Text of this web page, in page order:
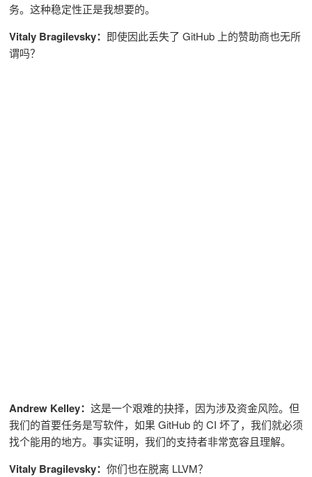
务。这种稳定性正是我想要的。
Vitaly Bragilevsky： 即使因此丢失了 GitHub 上的赞助商也无所
谓吗？
Andrew Kelley： 这是一个艰难的抉择，因为涉及资金风险。但
我们的首要任务是写软件，如果 GitHub 的 CI 坏了，我们就必须
找个能用的地方。事实证明，我们的支持者非常宽容且理解。
Vitaly Bragilevsky： 你们也在脱离 LLVM？